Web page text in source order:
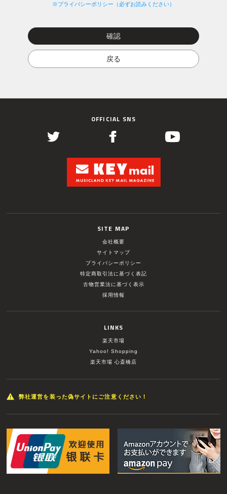
※プライバシーポリシー（必ずお読みください）
OFFICIAL SNS
SITE MAP
会社概要
サイトマップ
プライバシーポリシー
特定商取引法に基づく表記
古物営業法に基づく表示
採用情報
LINKS
楽天市場
Yahoo! Shopping
楽天市場 心斎橋店
弊社運営を装った偽サイトにご注意ください！